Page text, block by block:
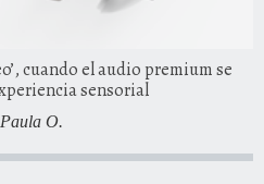
cuando el audio premium se
sensorial
Paula O.